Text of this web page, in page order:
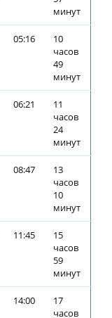
минут
05:16
10
часов
49
минут
06:21
11
часов
24
минут
08:47
13
часов
10
минут
11:45
15
часов
59
минут
14:00
17
часов